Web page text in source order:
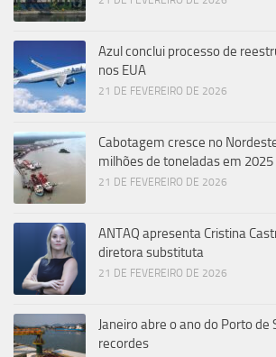
Azul conclui processo de
nos EUA
21 DE FEVEREIRO DE 2026
Cabotagem cresce no
milhões de toneladas em 2025
21 DE FEVEREIRO DE 2026
ANTAQ apresenta Cristina
diretora substituta
21 DE FEVEREIRO DE 2026
Janeiro abre o ano do Porto
recordes